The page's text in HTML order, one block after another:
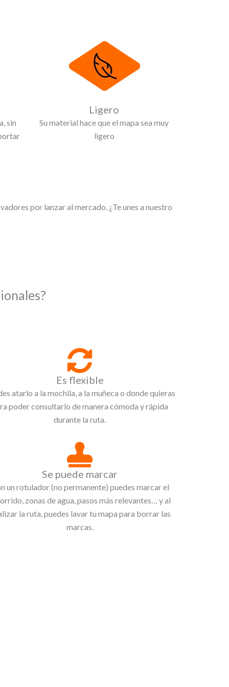
sin
Ligero
Su material hace que el mapa sea muy
ligero
por lanzar al mercado. ¿Te unes a nuestro
Es flexible
atarlo a la mochila, a la muñeca o donde quieras
poder consultarlo de manera cómoda y rápida
durante la ruta.
Se puede marcar
un rotulador (no permanente) puedes marcar el
zonas de agua, pasos más relevantes… y al
la ruta, puedes lavar tu mapa para borrar las
marcas.